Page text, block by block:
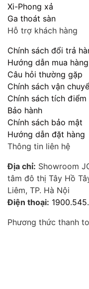
Xi-Phong xả
Ga thoát sàn
Hỗ trợ khách hàng
Chính sách đổi trả
Hướng dẫn mua
Câu hỏi thường gặp
Chính sách vận
Chính sách tích điểm
Bảo hành
Chính sách bảo mật
Hướng dẫn đặt hàng
Thông tin liên hệ
Địa chỉ: Showroom
tâm đô thị Tây Hồ
Liêm, TP. Hà Nội
Điện thoại:
Phương thức thanh